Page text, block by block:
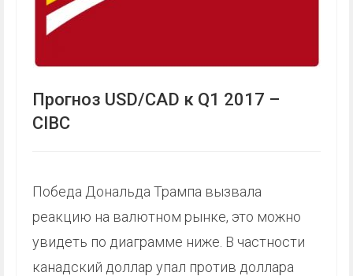
Прогноз USD/CAD к Q1 2017 –
CIBC
Победа Дональда Трампа вызвала
реакцию на валютном рынке, это можно
увидеть по диаграмме ниже. В частности
канадский доллар упал против доллара